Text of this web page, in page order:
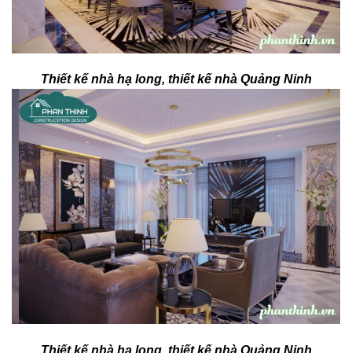
Thiết kế nhà hạ long, thiết kế nhà Quảng Ninh
Thiết kế nhà hạ long, thiết kế nhà Quảng Ninh